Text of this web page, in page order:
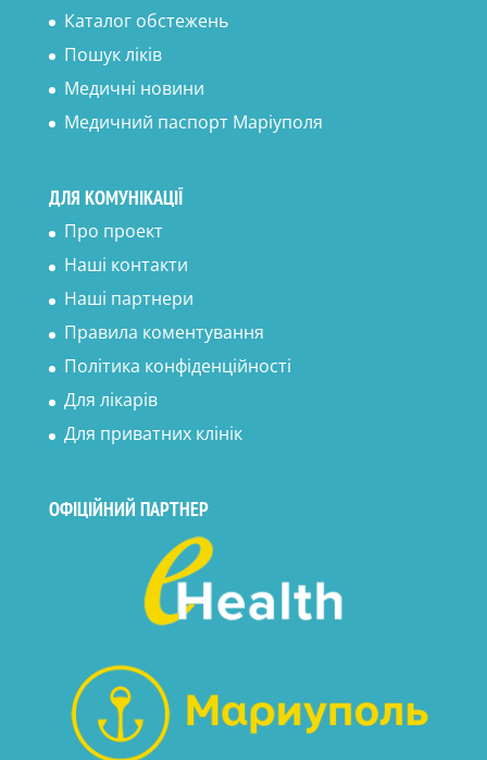
Каталог обстежень
Пошук ліків
Медичні новини
Медичний паспорт Маріуполя
ДЛЯ КОМУНІКАЦІЇ
Про проект
Наші контакти
Наші партнери
Правила коментування
Політика конфіденційності
Для лікарів
Для приватних клінік
ОФІЦІЙНИЙ ПАРТНЕР